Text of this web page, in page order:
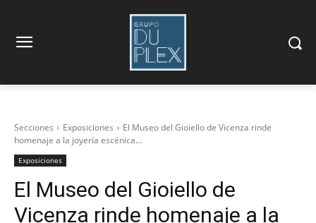
Secciones Exposiciones
El Museo del Gioiello de Vicenza rinde
homenaje a la joyería escénica...
Exposiciones
El Museo del Gioiello de
Vicenza rinde homenaje a la